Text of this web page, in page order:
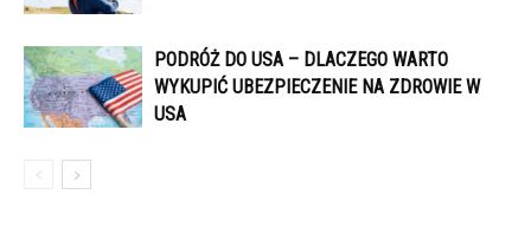
PODRÓŻ DO USA – DLACZEGO WARTO
WYKUPIĆ UBEZPIECZENIE NA ZDROWIE W
USA